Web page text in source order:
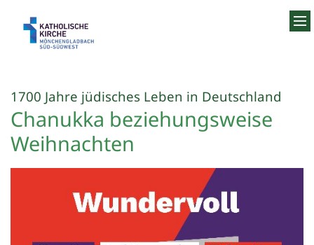
1700 Jahre jüdisches Leben in Deutschland
Chanukka beziehungsweise
Weihnachten